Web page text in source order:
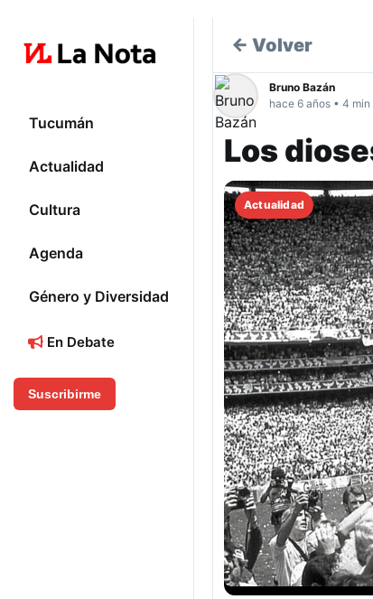
Tucumán
Actualidad
Cultura
Agenda
Género y Diversidad
En Debate
Suscribirme
← Volver
Bruno Bazán
hace 6 años • 4
Los
Actualidad